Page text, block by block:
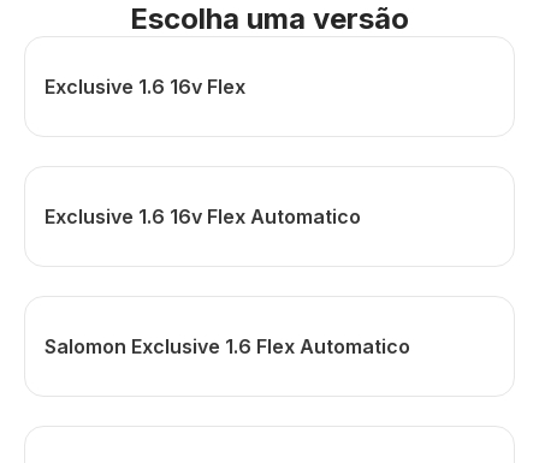
Escolha uma versão
Exclusive 1.6 16v Flex
Exclusive 1.6 16v Flex Automatico
Salomon Exclusive 1.6 Flex Automatico